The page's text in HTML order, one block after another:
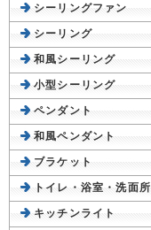
シーリングファン
シーリング
和風シーリング
小型シーリング
ペンダント
和風ペンダント
ブラケット
トイレ・浴室・洗面所
キッチンライト